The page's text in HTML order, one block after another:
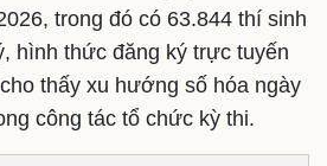
trong đó có 63.844 thí sinh
hình thức đăng ký trực tuyến
thấy xu hướng số hóa ngày
công tác tổ chức kỳ thi.